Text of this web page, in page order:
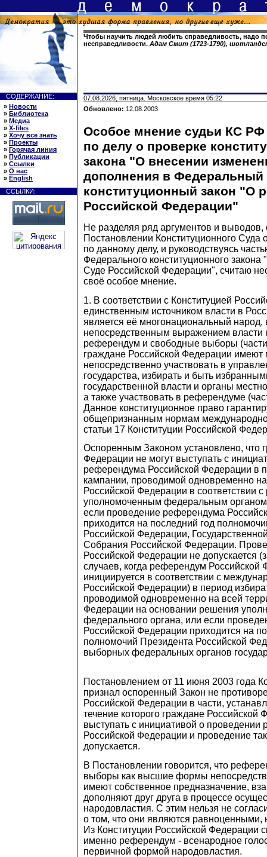
Чтобы научить людей любить справедливость, надо
несправедливости. Адам Смит (1723-1790),
СОДЕРЖАНИЕ:
» Новости
» Библиотека
» Медиа
» X-files
» Хочу все знать
» Проекты
» Горячая линия
» Публикации
» Ссылки
» О нас
» English
ССЫЛКИ:
07.08.2026, пятница. Московское время 05:22
Обновлено: 12.08.2003
Особое мнение судьи КС
по делу о проверке
закона "О внесении
дополнения в Федеральный
конституционный закон "О
Российской Федерации"
Не разделяя ряд аргументов и
Постановлении Конституционного Суда
по данному делу, и руководствуясь
Федерального конституционного
Суде Российской Федерации", считаю
своё особое мнение.
1. В соответствии с Конституцией
единственным источником власти в
является её многонациональный
непосредственным выражением власти
референдум и свободные выборы (части
граждане Российской Федерации имеют
непосредственно участвовать в
государства, избирать и быть
государственной власти и органы
а также участвовать в референдуме
Данное конституционное право
общепризнанным нормам
статьи 17 Конституции Российской
Оспоренным Законом установлено, что
Федерации не могут выступать с
референдума Российской Федерации в
кампании, проводимой одновременно
Российской Федерации в соответствии
уполномоченным федеральным
если проведение референдума
приходится на последний год
Российской Федерации,
Собрания Российской Федерации.
Российской Федерации не допускается
случаев, когда референдум Российской
инициируется в соответствии с
Российской Федерации) в период
проводимой одновременно на всей
Федерации на основании решения
федерального органа, или если
Российской Федерации приходится на
полномочий Президента Российской
выборных федеральных органов
Постановлением от 11 июня 2003 года
признал оспоренный Закон не
Российской Федерации в части,
течение которого граждане Российской
выступать с инициативой о проведении
Российской Федерации и проведение
допускается.
В Постановлении говорится, что
выборы как высшие формы
имеют собственное предназначение,
дополняют друг друга в процессе
народовластия. С этим нельзя не
о том, что они являются равноценными,
Из Конституции Российской Федерации
именно референдум - всенародное
первичной формой народовластия.